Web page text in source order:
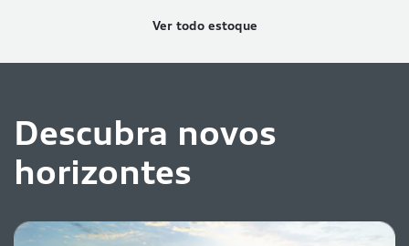
Ver todo estoque
Descubra novos
horizontes